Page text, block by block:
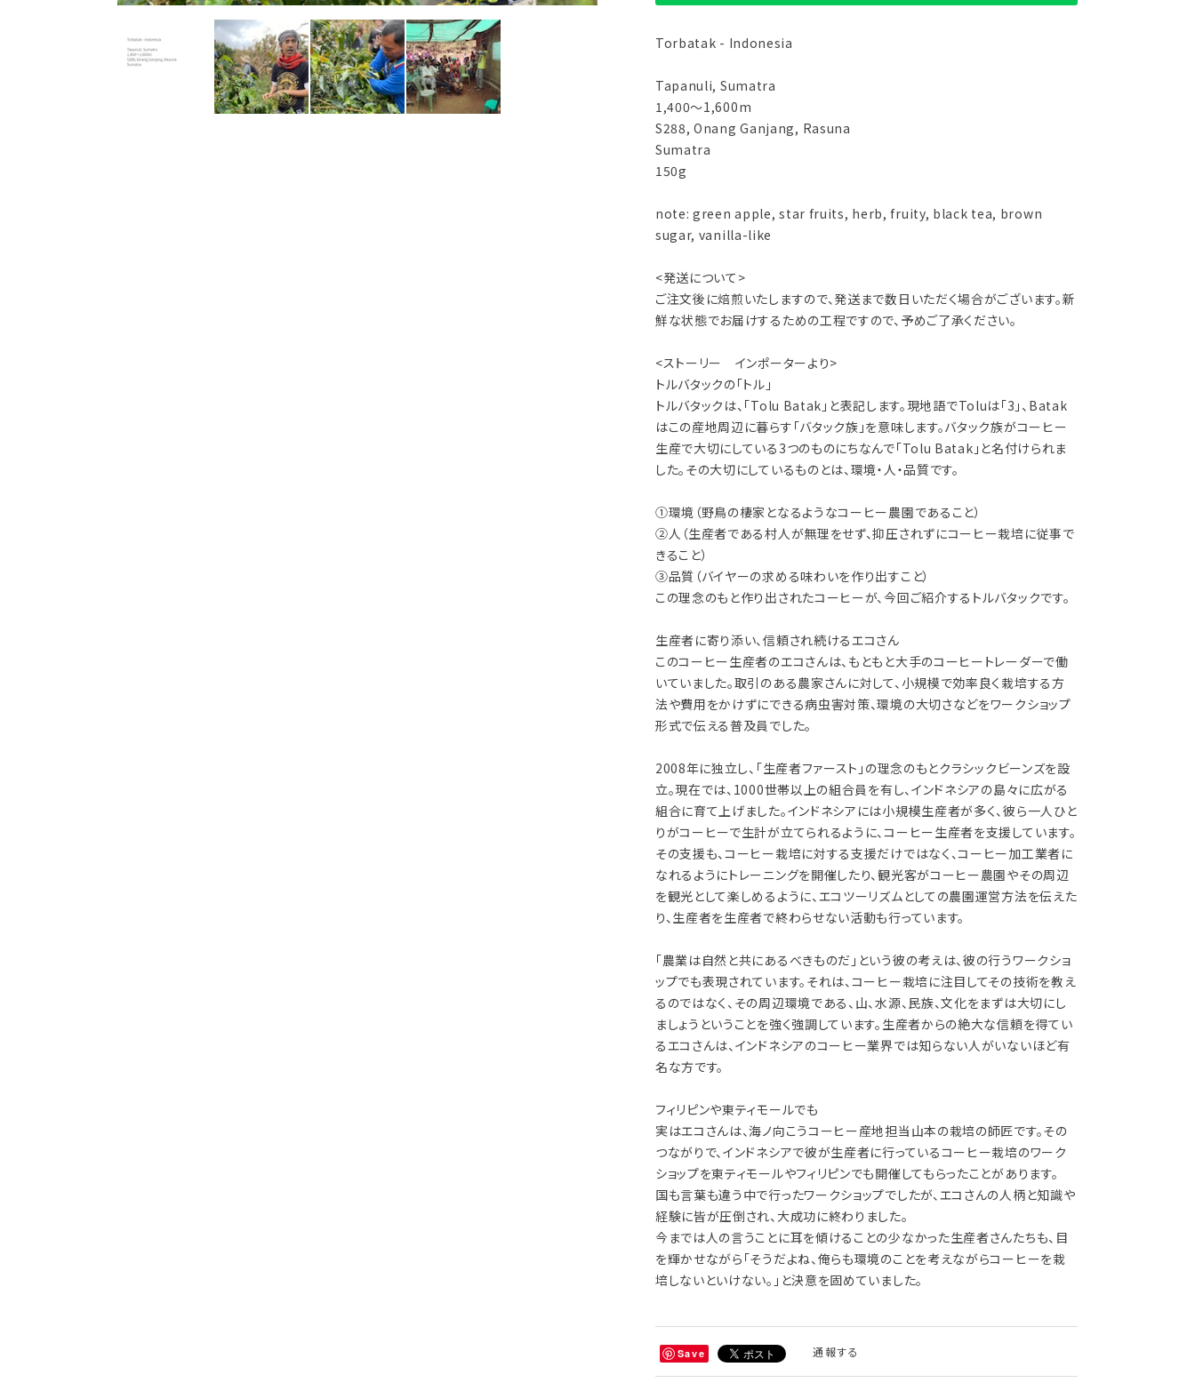
Torbatak - Indonesia
Tapanuli, Sumatra
1,400〜1,600m
S288, Onang Ganjang, Rasuna
Sumatra
150g
note: green apple, star fruits, herb, fruity, black tea, brown
sugar, vanilla-like
<発送について>
ご注文後に焙煎いたしますので、発送まで数日いただく場合がございます。新
鮮な状態でお届けするための工程ですので、予めご了承ください。
<ストーリー インポーターより>
トルバタックの「トル」
トルバタックは、「Tolu Batak」と表記します。現地語でToluは「3」、Batak
はこの産地周辺に暮らす「バタック族」を意味します。バタック族がコーヒー
生産で大切にしている3つのものにちなんで「Tolu Batak」と名付けられま
した。その大切にしているものとは、環境・人・品質です。
①環境（野鳥の棲家となるようなコーヒー農園であること）
②人（生産者である村人が無理をせず、抑圧されずにコーヒー栽培に従事で
きること）
③品質（バイヤーの求める味わいを作り出すこと）
この理念のもと作り出されたコーヒーが、今回ご紹介するトルバタックです。
生産者に寄り添い、信頼され続けるエコさん
このコーヒー生産者のエコさんは、もともと大手のコーヒートレーダーで働
いていました。取引のある農家さんに対して、小規模で効率良く栽培する方
法や費用をかけずにできる病虫害対策、環境の大切さなどをワークショップ
形式で伝える普及員でした。
2008年に独立し、「生産者ファースト」の理念のもとクラシックビーンズを設
立。現在では、1000世帯以上の組合員を有し、インドネシアの島々に広がる
組合に育て上げました。インドネシアには小規模生産者が多く、彼ら一人ひと
りがコーヒーで生計が立てられるように、コーヒー生産者を支援しています。
その支援も、コーヒー栽培に対する支援だけではなく、コーヒー加工業者に
なれるようにトレーニングを開催したり、観光客がコーヒー農園やその周辺
を観光として楽しめるように、エコツーリズムとしての農園運営方法を伝えた
り、生産者を生産者で終わらせない活動も行っています。
「農業は自然と共にあるべきものだ」という彼の考えは、彼の行うワークショ
ップでも表現されています。それは、コーヒー栽培に注目してその技術を教え
るのではなく、その周辺環境である、山、水源、民族、文化をまずは大切にし
ましょうということを強く強調しています。生産者からの絶大な信頼を得てい
るエコさんは、インドネシアのコーヒー業界では知らない人がいないほど有
名な方です。
フィリピンや東ティモールでも
実はエコさんは、海ノ向こうコーヒー産地担当山本の栽培の師匠です。その
つながりで、インドネシアで彼が生産者に行っているコーヒー栽培のワーク
ショップを東ティモールやフィリピンでも開催してもらったことがあります。
国も言葉も違う中で行ったワークショップでしたが、エコさんの人柄と知識や
経験に皆が圧倒され、大成功に終わりました。
今までは人の言うことに耳を傾けることの少なかった生産者さんたちも、目
を輝かせながら「そうだよね、俺らも環境のことを考えながらコーヒーを栽
培しないといけない。」と決意を固めていました。
Save 通報する